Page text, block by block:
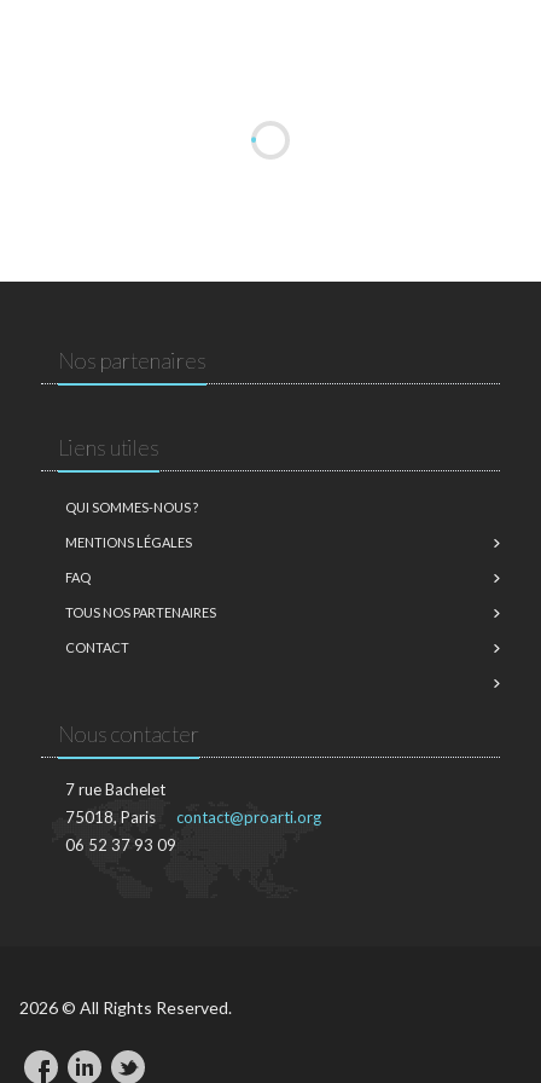
Nos partenaires
Liens utiles
QUI SOMMES-NOUS ?
MENTIONS LÉGALES
FAQ
TOUS NOS PARTENAIRES
CONTACT
Nous contacter
7 rue Bachelet
75018, Paris
06 52 37 93 09
contact@proarti.org
2026 © All Rights Reserved.